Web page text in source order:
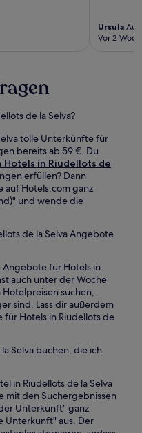
Ursula
Vor 2
de la Selva?
tolle Unterkünfte für
bereits ab 59 €. Du
Hotels in Riudellots de
erfüllen? Dann
auf Hotels.com ganz
und wende die
de la Selva Angebote
für Hotels in
auch unter der Woche
suchen,
sind. Lass dir außerdem
Hotels in Riudellots de
Selva buchen, die ich
in Riudellots de la Selva
mit den Suchergebnissen
Unterkunft" ganz
Unterkunft" aus. Der